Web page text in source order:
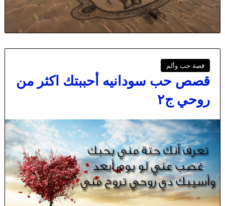
قصة حب وألم
قصص حب سودانيه أحببتك اكثر من
روحي ج٢